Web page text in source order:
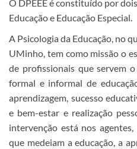
O DPEEE é constituído por
Educação e Educação Especial.
A Psicologia da Educação, no
UMinho, tem como missão o
de profissionais que servem
formal e informal de
aprendizagem, sucesso
e bem-estar e realização
intervenção está nos
que medeiam a educação, a